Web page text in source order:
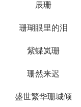
辰珊
珊瑚眼里的泪
紫蝶岚珊
珊然来迟
盛世繁华珊城倾